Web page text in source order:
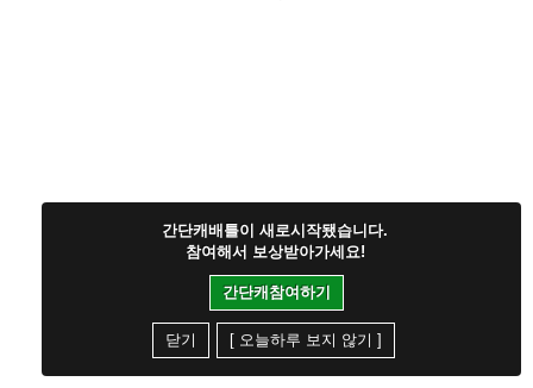
간단캐배틀이 새로시작됐습니다.
참여해서 보상받아가세요!
간단캐참여하기
닫기 [ 오늘하루 보지 않기 ]